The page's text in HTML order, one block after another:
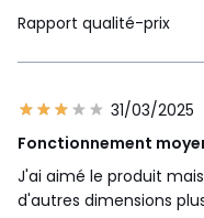
Rapport qualité-prix
31/03/2025
Fonctionnement
J'ai aimé le produit
d'autres dimensions